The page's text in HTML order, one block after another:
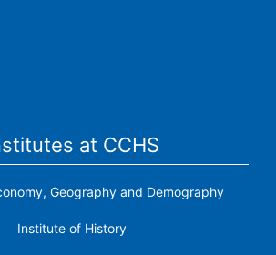
at CCHS
Geography and Demography
Institute of History